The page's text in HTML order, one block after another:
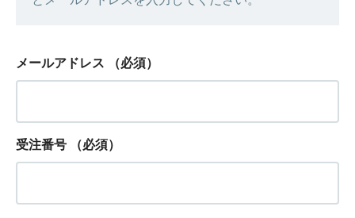
メールアドレス （必須）
受注番号 （必須）